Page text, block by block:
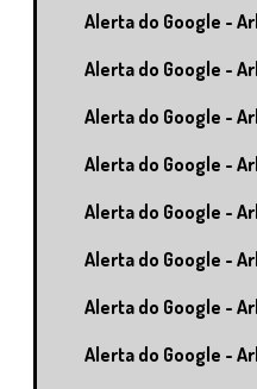
Alerta do Google -
Alerta do Google -
Alerta do Google -
Alerta do Google -
Alerta do Google -
Alerta do Google -
Alerta do Google -
Alerta do Google -